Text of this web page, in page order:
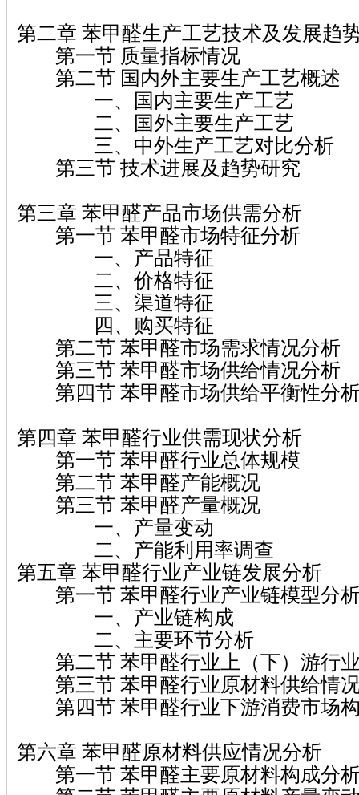
第二章 苯甲醛生产工艺技术及发展趋
第一节 质量指标情况
第二节 国内外主要生产工艺概述
一、国内主要生产工艺
二、国外主要生产工艺
三、中外生产工艺对比分析
第三节 技术进展及趋势研究
第三章 苯甲醛产品市场供需分析
第一节 苯甲醛市场特征分析
一、产品特征
二、价格特征
三、渠道特征
四、购买特征
第二节 苯甲醛市场需求情况分析
第三节 苯甲醛市场供给情况分析
第四节 苯甲醛市场供给平衡性分
第四章 苯甲醛行业供需现状分析
第一节 苯甲醛行业总体规模
第二节 苯甲醛产能概况
第三节 苯甲醛产量概况
一、产量变动
二、产能利用率调查
第五章 苯甲醛行业产业链发展分析
第一节 苯甲醛行业产业链模型分
一、产业链构成
二、主要环节分析
第二节 苯甲醛行业上（下）游行
第三节 苯甲醛行业原材料供给情
第四节 苯甲醛行业下游消费市场
第六章 苯甲醛原材料供应情况分析
第一节 苯甲醛主要原材料构成分